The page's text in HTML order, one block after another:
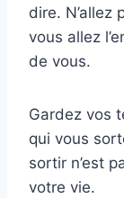
dire. N’allez
vous allez
de vous.
Gardez vos
qui vous
sortir n’est
votre vie.